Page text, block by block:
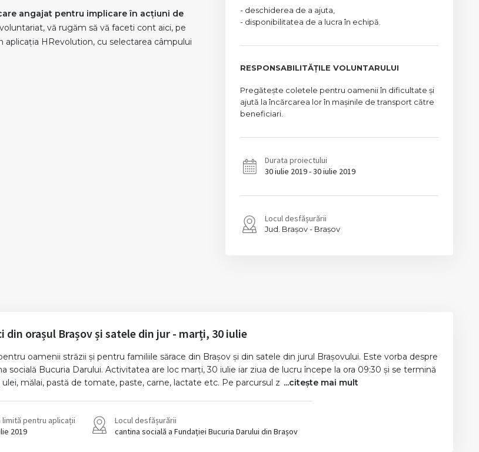
angajat pentru implicare în acțiuni de
vă rugăm să vă faceti cont aici, pe
aplicația HRevolution, cu selectarea câmpului
- deschiderea de a ajuta,
- disponibilitatea de a lucra în echipă.
RESPONSABILITĂȚILE VOLUNTARULUI
Pregătește coletele pentru oamenii în dificultate și
ajută la încărcarea lor în mașinile de transport către
beneficiari.
Durata proiectului
30 iulie 2019 - 30 iulie 2019
Locul desfășurării
Brașov Brașov
orașul Brașov și satele din jur - marți, 30 iulie
oamenii străzii și pentru familiile sărace din Brașov și din satele din jurul Brașovului. Este vorba despre
socială Bucuria Darului. Activitatea are loc marți, 30 iulie iar ziua de lucru începe la ora 09:30 și se termină
mălai, pastă de tomate, paste, carne, lactate etc. Pe parcursul z ...citește mai mult
limită pentru aplicații
2019
Locul desfășurării
cantina socială a Fundației Bucuria Darului din Brașov